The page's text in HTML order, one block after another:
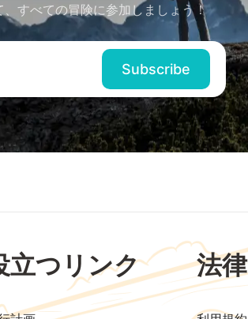
すべての冒険に参加しましょう！
立つリンク 法律